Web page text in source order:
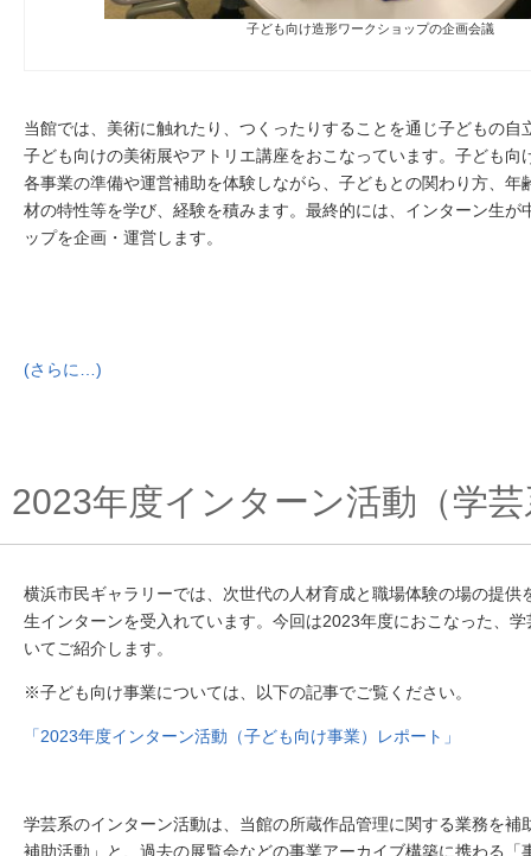
子ども向け造形ワークショップの企画会議
当館では、美術に触れたり、つくったりすることを通じ子どもの自
子ども向けの美術展やアトリエ講座をおこなっています。子ども向
各事業の準備や運営補助を体験しながら、子どもとの関わり方、年
材の特性等を学び、経験を積みます。最終的には、インターン生が
ップを企画・運営します。
(さらに…)
2023年度インターン活動（学
横浜市民ギャラリーでは、次世代の人材育成と職場体験の場の提供
生インターンを受入れています。今回は2023年度におこなった、
いてご紹介します。
※子ども向け事業については、以下の記事でご覧ください。
「2023年度インターン活動（子ども向け事業）レポート」
学芸系のインターン活動は、当館の所蔵作品管理に関する業務を補
補助活動」と、過去の展覧会などの事業アーカイブ構築に携わる「